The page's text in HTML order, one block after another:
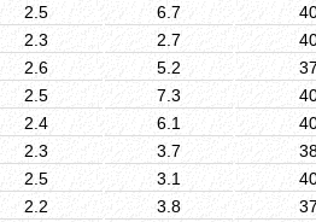
2.5 6.7
2.3 2.7
2.6 5.2
2.5 7.3
2.4 6.1
2.3 3.7
2.5 3.1
2.2 3.8